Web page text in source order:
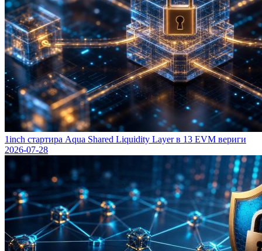
1inch стартира Aqua Shared Liquidity Layer в 13 EVM вериги
2026-07-28